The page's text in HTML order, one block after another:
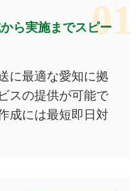
ら実施までスピー
に最適な愛知に拠
スの提供が可能で
成には最短即日対